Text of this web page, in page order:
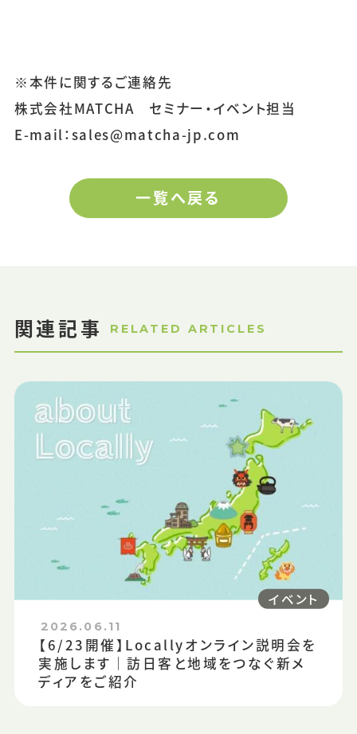
※本件に関するご連絡先
株式会社MATCHA セミナー・イベント担当
E-mail：sales@matcha-jp.com
一覧へ戻る
関連記事 RELATED ARTICLES
イベント
2026.06.11
【6/23開催】Locallyオンライン説明会を
実施します｜訪日客と地域をつなぐ新メ
ディアをご紹介